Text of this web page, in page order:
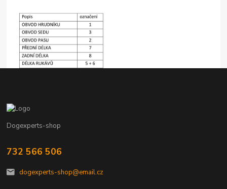
Dogexperts-shop
732 566 506
dogexperts-shop@email.cz